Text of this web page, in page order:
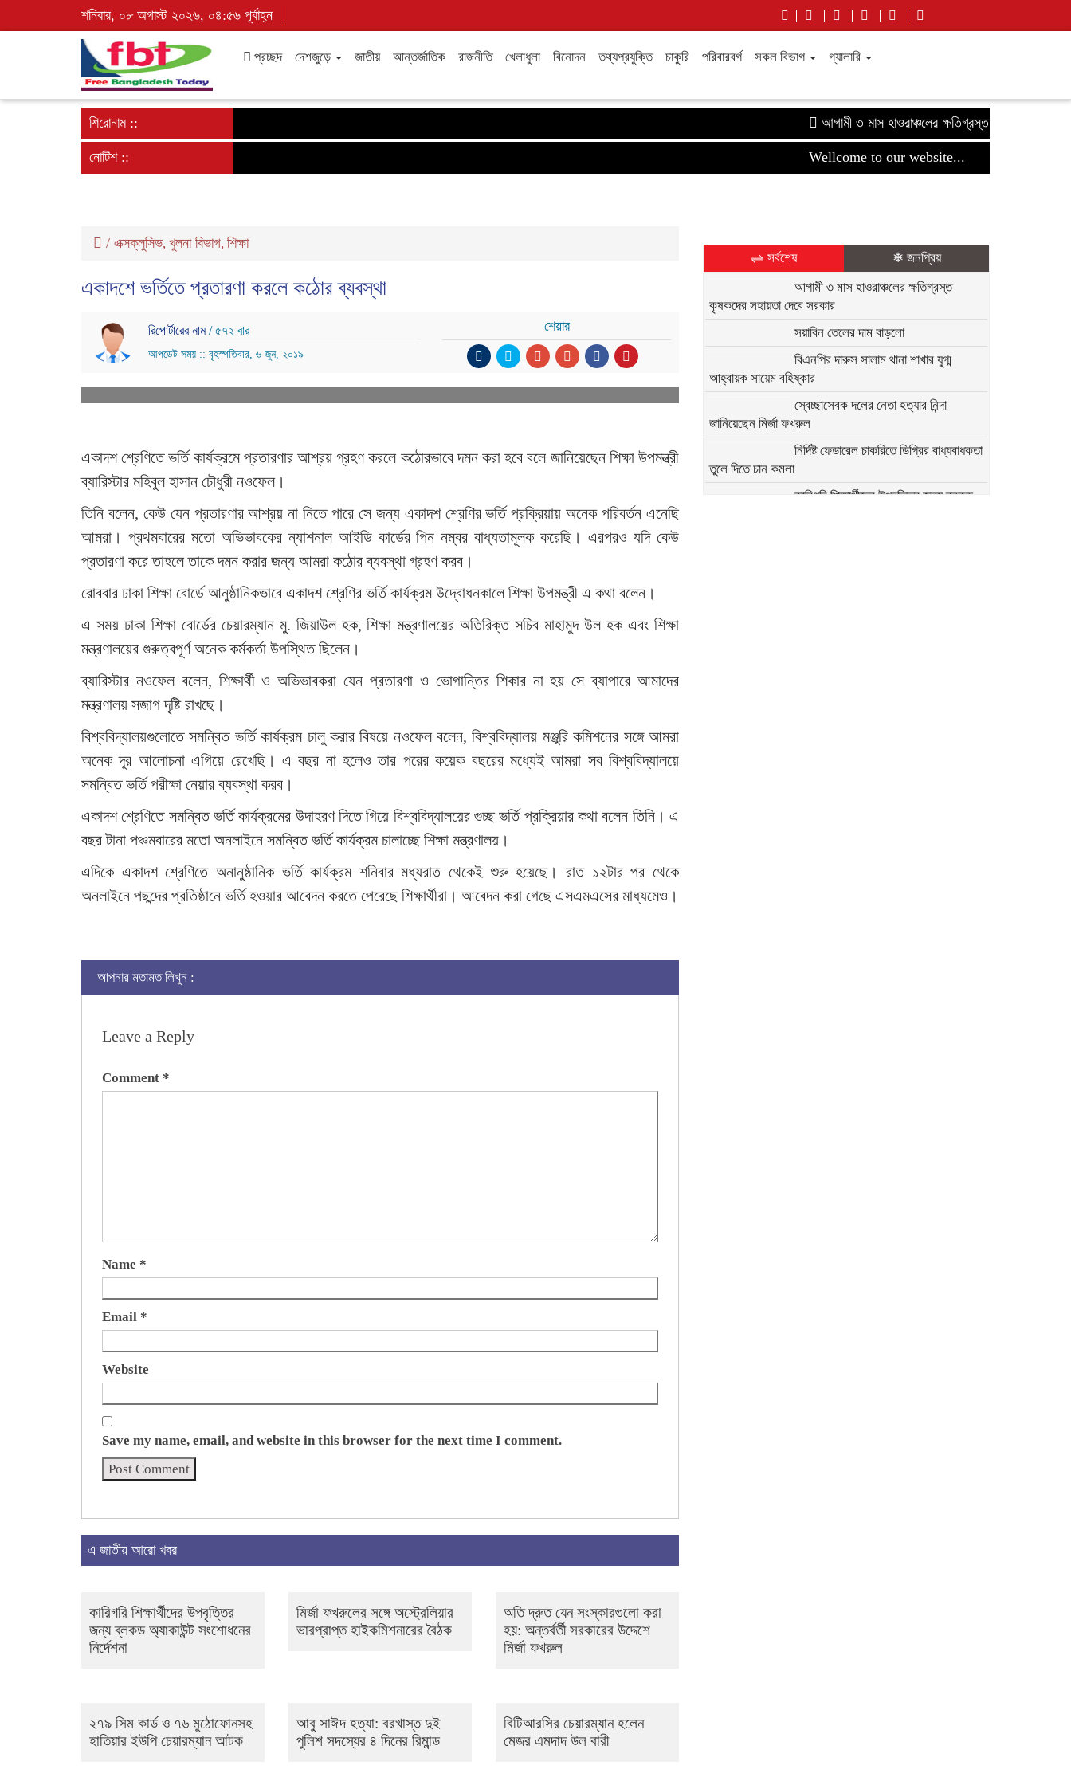
শনিবার, ০৮ অগাস্ট ২০২৬, ০৪:৫৬ পূর্বাহ্ন
প্রচ্ছদ দেশজুড়ে জাতীয় আন্তর্জাতিক রাজনীতি খেলাধুলা বিনোদন তথ্যপ্রযুক্তি চাকুরি পরিবারবর্গ সকল বিভাগ গ্যালারি
শিরোনাম :: আগামী ৩ মাস হাওরাঞ্চলের ক্ষতিগ্রস্ত কৃষকদের সহায়তা
নোটিশ :: Wellcome to our website...
/ এক্সক্লুসিভ, খুলনা বিভাগ, শিক্ষা
একাদশে ভর্তিতে প্রতারণা করলে কঠোর ব্যবস্থা
রিপোর্টারের নাম/ ৫৭২ বার
আপডেট সময় :: বৃহস্পতিবার, ৬ জুন, ২০১৯
শেয়ার
একাদশ শ্রেণিতে ভর্তি কার্যক্রমে প্রতারণার আশ্রয় গ্রহণ করলে কঠোরভাবে দমন করা হবে বলে জানিয়েছেন শিক্ষা উপমন্ত্রী
ব্যারিস্টার মহিবুল হাসান চৌধুরী নওফেল।
তিনি বলেন, কেউ যেন প্রতারণার আশ্রয় না নিতে পারে সে জন্য একাদশ শ্রেণির ভর্তি প্রক্রিয়ায় অনেক পরিবর্তন এনেছি
আমরা। প্রথমবারের মতো অভিভাবকের ন্যাশনাল আইডি কার্ডের পিন নম্বর বাধ্যতামূলক করেছি। এরপরও যদি কেউ
প্রতারণা করে তাহলে তাকে দমন করার জন্য আমরা কঠোর ব্যবস্থা গ্রহণ করব।
রোববার ঢাকা শিক্ষা বোর্ডে আনুষ্ঠানিকভাবে একাদশ শ্রেণির ভর্তি কার্যক্রম উদ্বোধনকালে শিক্ষা উপমন্ত্রী এ কথা বলেন।
এ সময় ঢাকা শিক্ষা বোর্ডের চেয়ারম্যান মু. জিয়াউল হক, শিক্ষা মন্ত্রণালয়ের অতিরিক্ত সচিব মাহামুদ উল হক এবং শিক্ষা
মন্ত্রণালয়ের গুরুত্বপূর্ণ অনেক কর্মকর্তা উপস্থিত ছিলেন।
ব্যারিস্টার নওফেল বলেন, শিক্ষার্থী ও অভিভাবকরা যেন প্রতারণা ও ভোগান্তির শিকার না হয় সে ব্যাপারে আমাদের
মন্ত্রণালয় সজাগ দৃষ্টি রাখছে।
বিশ্ববিদ্যালয়গুলোতে সমন্বিত ভর্তি কার্যক্রম চালু করার বিষয়ে নওফেল বলেন, বিশ্ববিদ্যালয় মঞ্জুরি কমিশনের সঙ্গে আমরা
অনেক দূর আলোচনা এগিয়ে রেখেছি। এ বছর না হলেও তার পরের কয়েক বছরের মধ্যেই আমরা সব বিশ্ববিদ্যালয়ে
সমন্বিত ভর্তি পরীক্ষা নেয়ার ব্যবস্থা করব।
একাদশ শ্রেণিতে সমন্বিত ভর্তি কার্যক্রমের উদাহরণ দিতে গিয়ে বিশ্ববিদ্যালয়ের গুচ্ছ ভর্তি প্রক্রিয়ার কথা বলেন তিনি। এ
বছর টানা পঞ্চমবারের মতো অনলাইনে সমন্বিত ভর্তি কার্যক্রম চালাচ্ছে শিক্ষা মন্ত্রণালয়।
এদিকে একাদশ শ্রেণিতে অনানুষ্ঠানিক ভর্তি কার্যক্রম শনিবার মধ্যরাত থেকেই শুরু হয়েছে। রাত ১২টার পর থেকে
অনলাইনে পছন্দের প্রতিষ্ঠানে ভর্তি হওয়ার আবেদন করতে পেরেছে শিক্ষার্থীরা। আবেদন করা গেছে এসএমএসের মাধ্যমেও।
আপনার মতামত লিখুন :
Leave a Reply
Comment *
Name *
Email *
Website
Save my name, email, and website in this browser for the next time I comment.
এ জাতীয় আরো খবর
কারিগরি শিক্ষার্থীদের উপবৃত্তির
জন্য ব্লকড অ্যাকাউন্ট সংশোধনের
নির্দেশনা
মির্জা ফখরুলের সঙ্গে অস্ট্রেলিয়ার
ভারপ্রাপ্ত হাইকমিশনারের বৈঠক
অতি দ্রুত যেন সংস্কারগুলো করা
হয়: অন্তর্বর্তী সরকারের উদ্দেশে
মির্জা ফখরুল
২৭৯ সিম কার্ড ও ৭৬ মুঠোফোনসহ
হাতিয়ার ইউপি চেয়ারম্যান আটক
আবু সাঈদ হত্যা: বরখাস্ত দুই
পুলিশ সদস্যের ৪ দিনের রিমান্ড
বিটিআরসির চেয়ারম্যান হলেন
মেজর এমদাদ উল বারী
⇌ সর্বশেষ
❅ জনপ্রিয়
আগামী ৩ মাস হাওরাঞ্চলের ক্ষতিগ্রস্ত
কৃষকদের সহায়তা দেবে সরকার
সয়াবিন তেলের দাম বাড়লো
বিএনপির দারুস সালাম থানা শাখার যুগ্ম
আহ্বায়ক সায়েম বহিষ্কার
স্বেচ্ছাসেবক দলের নেতা হত্যার নিন্দা
জানিয়েছেন মির্জা ফখরুল
নির্দিষ্ট ফেডারেল চাকরিতে ডিগ্রির বাধ্যবাধকতা
তুলে দিতে চান কমলা
কারিগরি শিক্ষার্থীদের উপবৃত্তির জন্য ব্লকড